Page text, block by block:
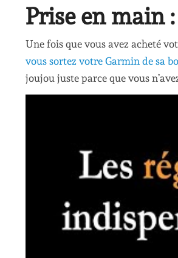
Prise en main
Une fois que vous avez acheté
vous sortez votre Garmin de sa
joujou juste parce que vous